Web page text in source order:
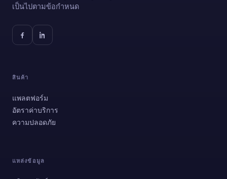
เป็นไปตามข้อกำหนด
สินค้า
แพลตฟอร์ม
อัตราค่าบริการ
⁠ความปลอดภัย
แหล่งข้อมูล